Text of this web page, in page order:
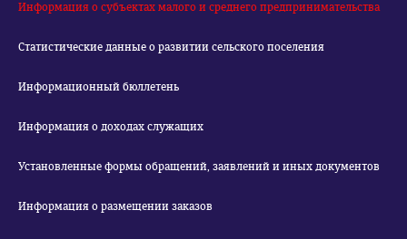
Информация о субъектах малого и среднего предпринимательства
Статистические данные о развитии сельского поселения
Информационный бюллетень
Информация о доходах служащих
Установленные формы обращений, заявлений и иных документов
Информация о размещении заказов